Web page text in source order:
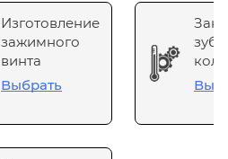
Изготовление
зажимного
винта
Выбрать